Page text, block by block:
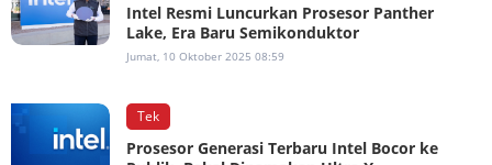
Intel Resmi Luncurkan Prosesor Panther
Lake, Era Baru Semikonduktor
Jumat, 10 Oktober 2025 08:59
Tek
Prosesor Generasi Terbaru Intel Bocor ke